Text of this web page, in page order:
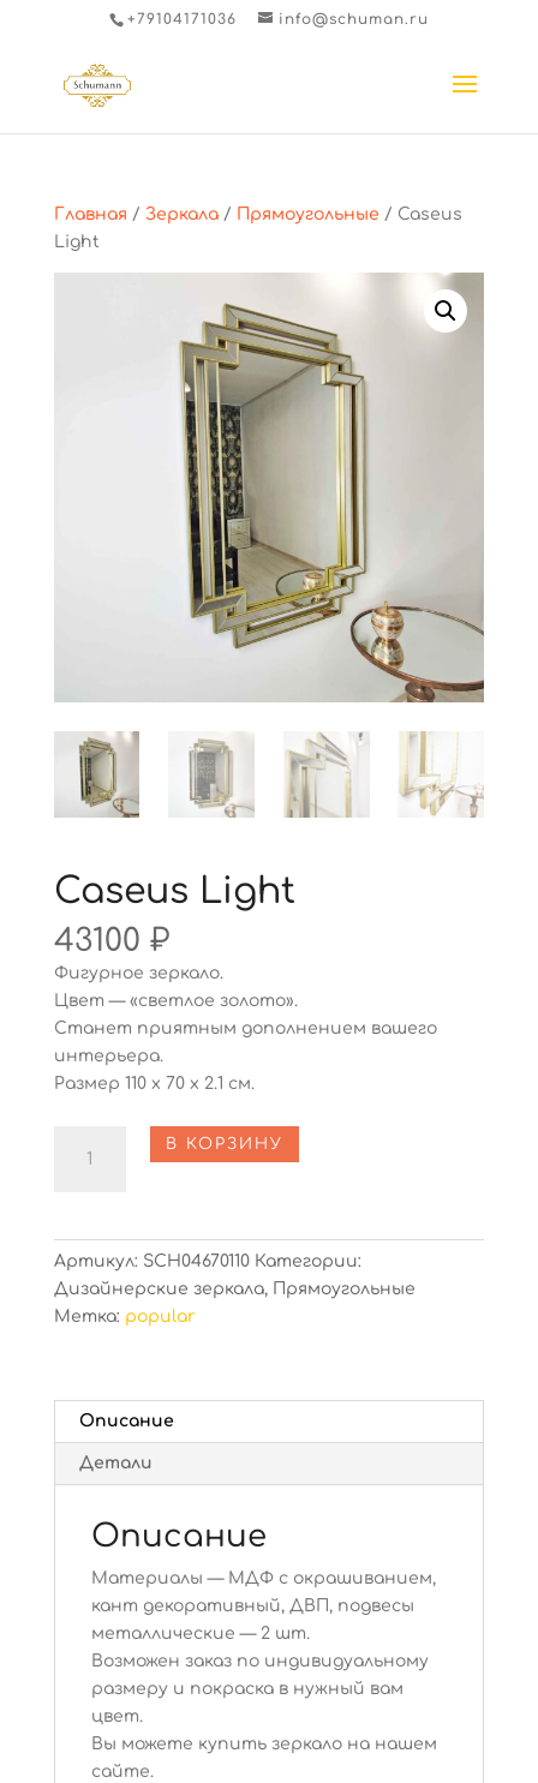
+79104171036 info@schuman.ru
Главная / Зеркала/ Прямоугольные / Caseus
Light
Caseus Light
43100 ₽
Фигурное зеркало.
Цвет — «светлое золото».
Станет приятным дополнением вашего
интерьера.
Размер 110 х 70 х 2.1 см.
Caseus
В КОРЗИНУ
Артикул: SCH04670110 Категории:
Дизайнерские зеркала, Прямоугольные
Метка: popular
Описание
Детали
Описание
Материалы — МДФ с окрашиванием,
кант декоративный, ДВП, подвесы
металлические — 2 шт.
Возможен заказ по индивидуальному
размеру и покраска в нужный вам
цвет.
Вы можете купить зеркало на нашем
сайте.